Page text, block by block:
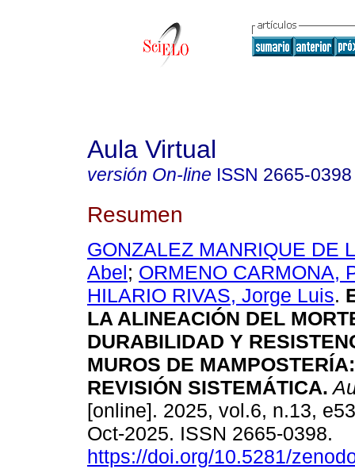
Aula Virtual
versión On-line ISSN 2665-0398
Resumen
GONZALEZ MANRIQUE DE
Abel; ORMENO CARMONA,
HILARIO RIVAS, Jorge Luis.
LA ALINEACIÓN DEL
DURABILIDAD Y
MUROS DE
REVISIÓN SISTEMÁTICA.
[online]. 2025, vol.6, n.13,
Oct-2025. ISSN 2665-0398.
https://doi.org/10.5281/